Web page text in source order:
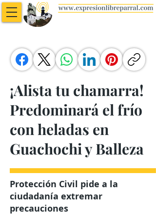
¡Alista tu chamarra!
Predominará el frío
con heladas en
Guachochi y Balleza
Protección Civil pide a la
ciudadanía extremar
precauciones